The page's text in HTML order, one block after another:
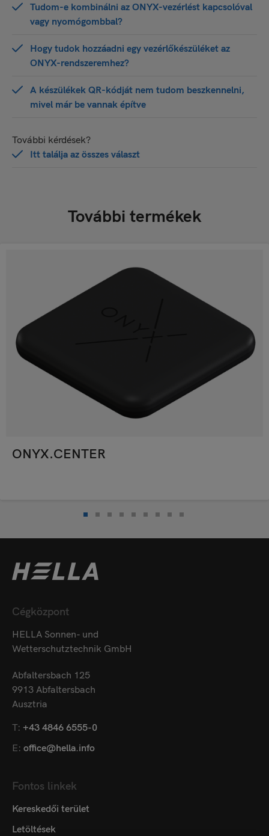
Tudom-e kombinálni az ONYX-vezérlést kapcsolóval
vagy nyomógombbal?
Hogy tudok hozzáadni egy vezérlőkészüléket az
ONYX-rendszeremhez?
A készülékek QR-kódját nem tudom beszkennelni,
mivel már be vannak építve
További kérdések?
Itt találja az összes választ
További termékek
ONYX.CENTER
Cégközpont
HELLA Sonnen- und
Wetterschutztechnik GmbH
Abfaltersbach 125
9913 Abfaltersbach
Ausztria
T: +43 4846 6555-0
E: office@hella.info
Fontos linkek
Kereskedői terület
Letöltések